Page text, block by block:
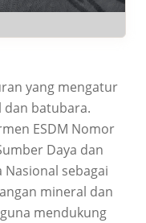
yang mengatur
dan batubara.
ESDM Nomor
Daya dan
Nasional sebagai
mineral dan
mendukung